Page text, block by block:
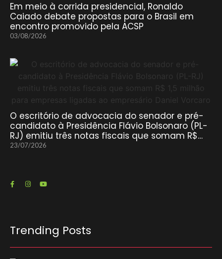
Em meio à corrida presidencial, Ronaldo
Caiado debate propostas para o Brasil em
encontro promovido pela ACSP
03/08/2026
O escritório de advocacia do senador e pré-
candidato à Presidência Flávio Bolsonaro (PL-
RJ) emitiu três notas fiscais que somam R$…
23/07/2026
Trending Posts